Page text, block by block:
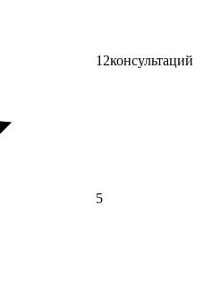
12консультаций
5